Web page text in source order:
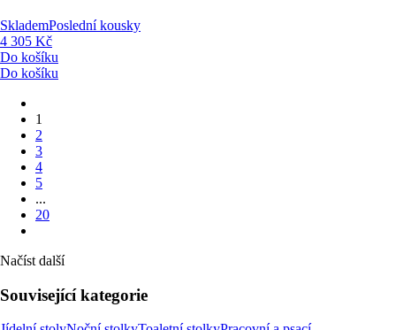
SklademPoslední kousky
4 305 Kč
Do košíku
Do košíku
1
2
3
4
5
...
20
Načíst další
Související kategorie